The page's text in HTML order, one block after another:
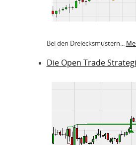
Bei den Dreiecksmustern...
Die Open Trade